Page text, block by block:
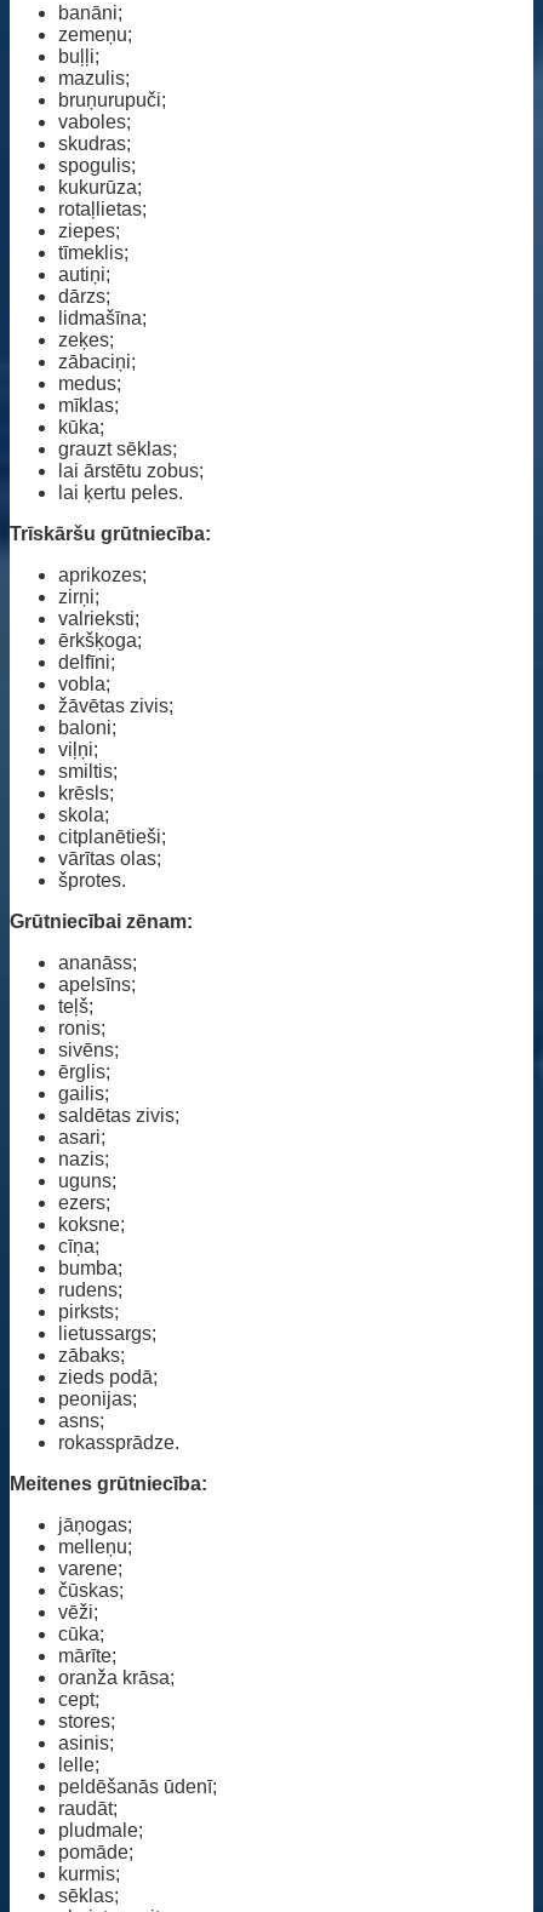
banāni;
zemeņu;
buļļi;
mazulis;
bruņurupuči;
vaboles;
skudras;
spogulis;
kukurūza;
rotaļlietas;
ziepes;
tīmeklis;
autiņi;
dārzs;
lidmašīna;
zeķes;
zābaciņi;
medus;
mīklas;
kūka;
grauzt sēklas;
lai ārstētu zobus;
lai ķertu peles.
Trīskāršu grūtniecība:
aprikozes;
zirņi;
valrieksti;
ērkšķoga;
delfīni;
vobla;
žāvētas zivis;
baloni;
viļņi;
smiltis;
krēsls;
skola;
citplanētieši;
vārītas olas;
šprotes.
Grūtniecībai zēnam:
ananāss;
apelsīns;
teļš;
ronis;
sivēns;
ērglis;
gailis;
saldētas zivis;
asari;
nazis;
uguns;
ezers;
koksne;
cīņa;
bumba;
rudens;
pirksts;
lietussargs;
zābaks;
zieds podā;
peonijas;
asns;
rokassprādze.
Meitenes grūtniecība:
jāņogas;
melleņu;
varene;
čūskas;
vēži;
cūka;
mārīte;
oranža krāsa;
cept;
stores;
asinis;
lelle;
peldēšanās ūdenī;
raudāt;
pludmale;
pomāde;
kurmis;
sēklas;